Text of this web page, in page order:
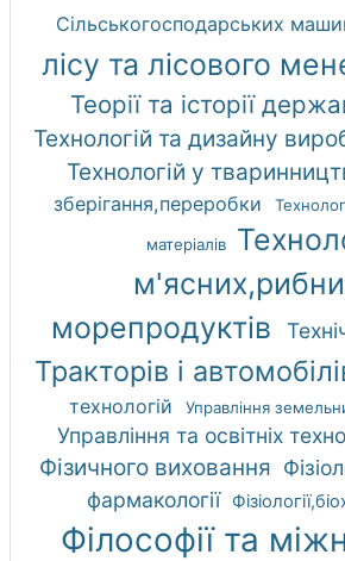
Сільськогосподарських
лісу та лісового
Теорії та історії
Технологій та дизайну
Технологій у
зберігання,переробки
матеріалів
морепродуктів
Тракторів і
технологій
Управління
Управління та освітніх
Фізичного виховання
фармакології
Філософії та